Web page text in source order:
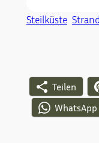
Steilküste Strand
Teilen
WhatsApp